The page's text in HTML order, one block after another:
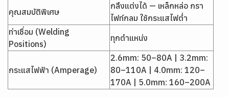
คุณสมบัติพิเศษ
กลึงแต่งได้ — เหล็กหล่อ กรา
ไฟท์กลม ใช้กระแสไฟต่ำ
ท่าเชื่อม (Welding
Positions)
ทุกตำแหน่ง
กระแสไฟฟ้า (Amperage)
2.6mm: 50–80A | 3.2mm:
80–110A | 4.0mm: 120–
170A | 5.0mm: 160–200A